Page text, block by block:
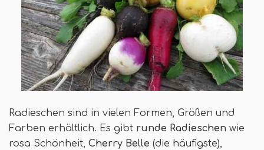
Radieschen sind in vielen Formen, Größen und
Farben erhältlich. Es gibt runde Radieschen wie
rosa Schönheit, Cherry Belle (die häufigste),